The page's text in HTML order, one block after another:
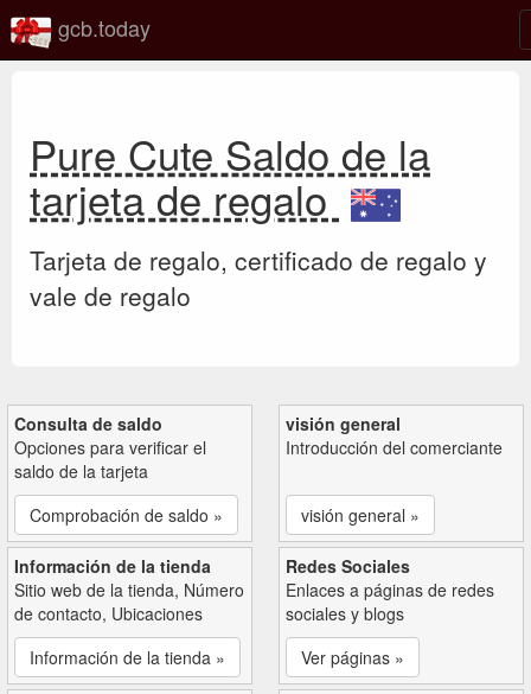
gcb.today
Pure Cute Saldo de la
tarjeta de regalo
Tarjeta de regalo, certificado de regalo y
vale de regalo
Consulta de saldo
Opciones para verificar el
saldo de la tarjeta
Comprobación de saldo »
visión general
Introducción del comerciante
visión general »
Información de la tienda
Sitio web de la tienda, Número
de contacto, Ubicaciones
Información de la tienda »
Redes Sociales
Enlaces a páginas de redes
sociales y blogs
Ver páginas »